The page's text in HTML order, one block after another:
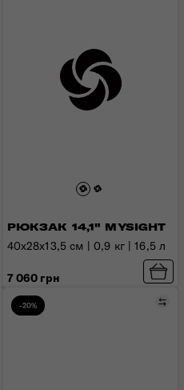
РЮКЗАК 14,1" MYSIGHT
40x28x13,5 см | 0,9 кг | 16,5 л
7 060 грн
-20%